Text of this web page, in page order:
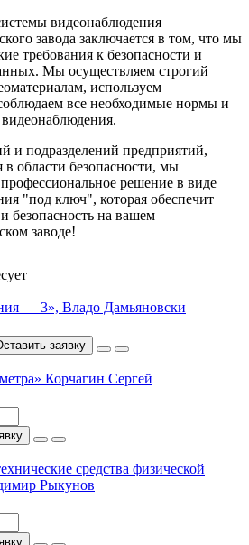
видеонаблюдения
завода заключается в том, что мы
требования к безопасности и
Мы осуществляем строгий
используем
все необходимые нормы и
и подразделений предприятий,
области безопасности, мы
решение в виде
"под ключ", которая обеспечит
безопасность на вашем
заводе!
— 3», Владо Дамьяновски
заявку
Корчагин Сергей
средства физической
Рыкунов